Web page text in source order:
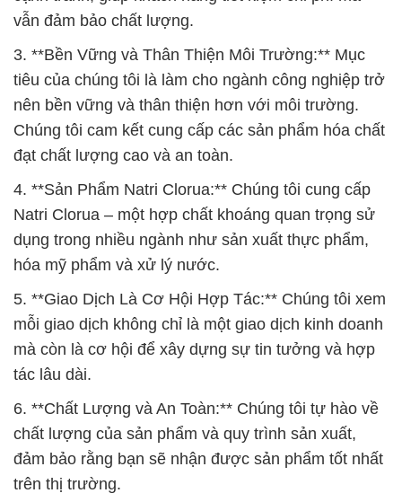
vẫn đảm bảo chất lượng.
3. **Bền Vững và Thân Thiện Môi Trường:** Mục
tiêu của chúng tôi là làm cho ngành công nghiệp trở
nên bền vững và thân thiện hơn với môi trường.
Chúng tôi cam kết cung cấp các sản phẩm hóa chất
đạt chất lượng cao và an toàn.
4. **Sản Phẩm Natri Clorua:** Chúng tôi cung cấp
Natri Clorua – một hợp chất khoáng quan trọng sử
dụng trong nhiều ngành như sản xuất thực phẩm,
hóa mỹ phẩm và xử lý nước.
5. **Giao Dịch Là Cơ Hội Hợp Tác:** Chúng tôi xem
mỗi giao dịch không chỉ là một giao dịch kinh doanh
mà còn là cơ hội để xây dựng sự tin tưởng và hợp
tác lâu dài.
6. **Chất Lượng và An Toàn:** Chúng tôi tự hào về
chất lượng của sản phẩm và quy trình sản xuất,
đảm bảo rằng bạn sẽ nhận được sản phẩm tốt nhất
trên thị trường.